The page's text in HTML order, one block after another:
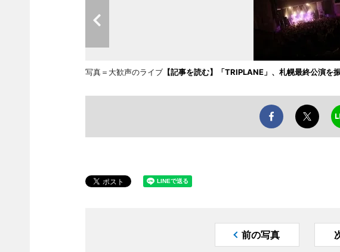
写真＝大歓声のライブ【記事を読む】「TRIPLANE」、札幌最終公演を
前の写真